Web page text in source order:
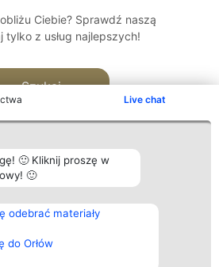
Live chat
🙂 Kliknij proszę w
🙂
odebrać materiały
do Orłów
Ciebie? Sprawdź naszą
z usług najlepszych!
Szukaj
Plebiscyt
Laureaci
wszystkich
Laureatów
Kontakt
Kontakt